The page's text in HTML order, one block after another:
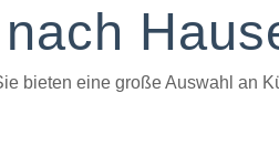
bieten eine große Auswahl an